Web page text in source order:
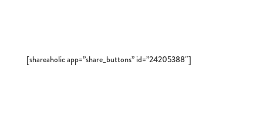
[shareaholic app=”share_buttons” id=”24205388″]